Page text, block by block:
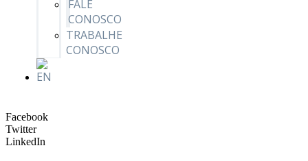
FALE
CONOSCO
TRABALHE
CONOSCO
Facebook
Twitter
LinkedIn